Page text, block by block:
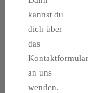
kannst du
dich über
das
Kontaktformular
an uns
wenden.